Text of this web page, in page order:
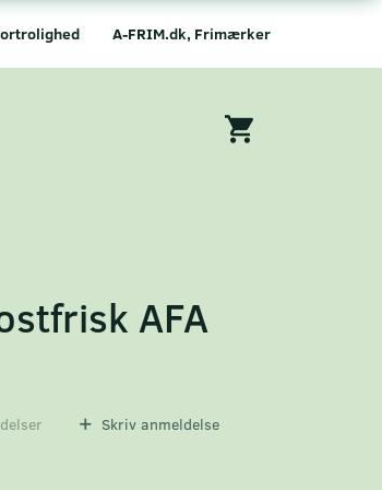
A-FRIM.dk, Frimærker
AFA
Skriv anmeldelse